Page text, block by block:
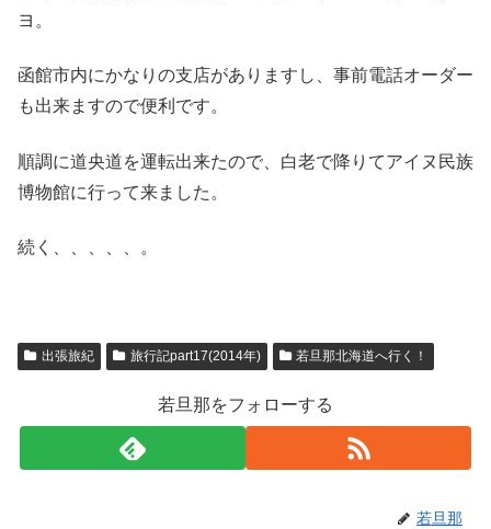
ヨ。
函館市内にかなりの支店がありますし、事前電話オーダー
も出来ますので便利です。
順調に道央道を運転出来たので、白老で降りてアイヌ民族
博物館に行って来ました。
続く、、、、、。
出張旅紀 旅行記part17(2014年) 若旦那北海道へ行く！
若旦那をフォローする
若旦那